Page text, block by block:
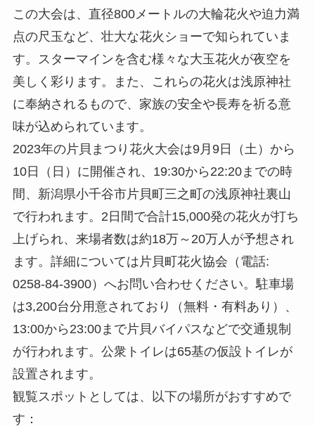
この大会は、直径800メートルの大輪花火や迫力満
点の尺玉など、壮大な花火ショーで知られていま
す。スターマインを含む様々な大玉花火が夜空を
美しく彩ります。また、これらの花火は浅原神社
に奉納されるもので、家族の安全や長寿を祈る意
味が込められています。
2023年の片貝まつり花火大会は9月9日（土）から
10日（日）に開催され、19:30から22:20までの時
間、新潟県小千谷市片貝町三之町の浅原神社裏山
で行われます。2日間で合計15,000発の花火が打ち
上げられ、来場者数は約18万～20万人が予想され
ます。詳細については片貝町花火協会（電話:
0258-84-3900）へお問い合わせください。駐車場
は3,200台分用意されており（無料・有料あり）、
13:00から23:00まで片貝バイパスなどで交通規制
が行われます。公衆トイレは65基の仮設トイレが
設置されます。
観覧スポットとしては、以下の場所がおすすめで
す：